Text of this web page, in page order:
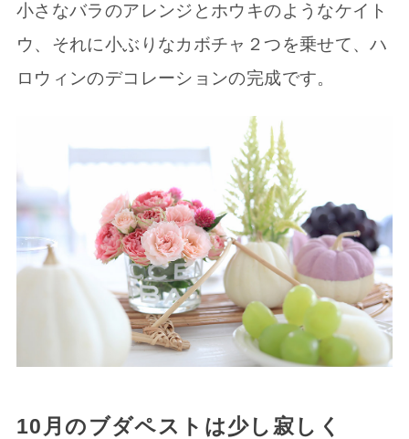
小さなバラのアレンジとホウキのようなケイト
ウ、それに小ぶりなカボチャ２つを乗せて、ハ
ロウィンのデコレーションの完成です。
10月のブダペストは少し寂しく